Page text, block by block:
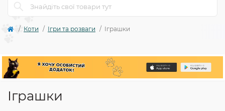
Коти Ігри та розваги Іграшки
Іграшки